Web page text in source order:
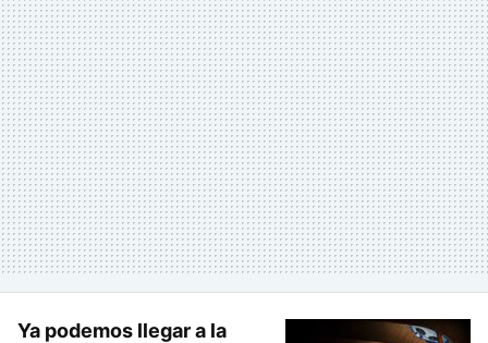
Ya podemos llegar a la